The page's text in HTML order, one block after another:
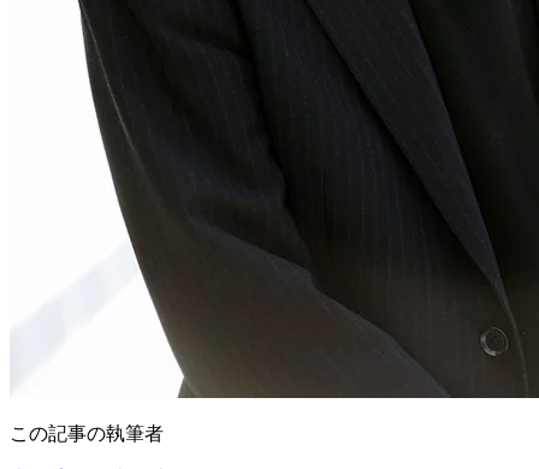
この記事の執筆者